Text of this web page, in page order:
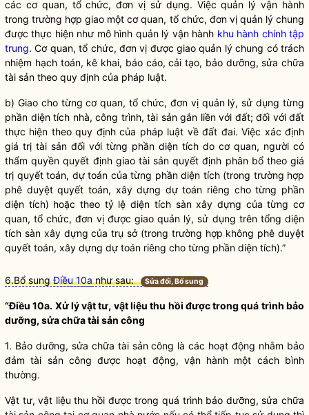
các cơ quan, tổ chức, đơn vị sử dụng. Việc quản lý vận hành
trong trường hợp giao một cơ quan, tổ chức, đơn vị quản lý chung
được thực hiện như mô hình quản lý vận hành khu hành chính tập
trung. Cơ quan, tổ chức, đơn vị được giao quản lý chung có trách
nhiệm hạch toán, kê khai, báo cáo, cải tạo, bảo dưỡng, sửa chữa
tài sản theo quy định của pháp luật.
b) Giao cho từng cơ quan, tổ chức, đơn vị quản lý, sử dụng từng
phần diện tích nhà, công trình, tài sản gắn liền với đất; đối với đất
thực hiện theo quy định của pháp luật về đất đai. Việc xác định
giá trị tài sản đối với từng phần diện tích do cơ quan, người có
thẩmquyền quyết định giao tài sản quyết định phân bổ theo giá
trị quyết toán, dự toán của từng phần diện tích (trong trường hợp
phê duyệt quyết toán, xây dựng dự toán riêng cho từng phần
diện tích) hoặc theo tỷ lệ diện tích sàn xây dựng của từng cơ
quan, tổ chức, đơn vị được giao quản lý, sử dụng trên tổng diện
tích sàn xây dựng của trụ sở (trong trường hợp không phê duyệt
quyết toán, xây dựng dự toán riêng cho từng phần diện tích).”
6.Bổ sungĐiều 10anhư sau: Sửa đổi, Bổ sung
“Điều 10a. Xử lý vật tư, vật liệu thu hồi được trong quá trình bảo
dưỡng, sửa chữatài sản công
1. Bảo dưỡng, sửa chữa tài sản công là các hoạt động nhằm bảo
đảmtài sản công được hoạt động, vận hành một cách bình
thường.
Vật tư, vật liệu thu hồi được trong quá trình bảo dưỡng, sửa chữa